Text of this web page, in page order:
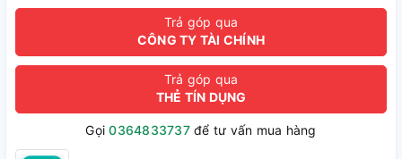
Trả góp qua
CÔNG TY TÀI CHÍNH
Trả góp qua
THẺ TÍN DỤNG
Gọi0364833737để tư vấn mua hàng